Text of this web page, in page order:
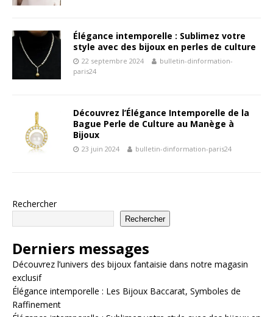
Élégance intemporelle : Sublimez votre
style avec des bijoux en perles de culture
22 septembre 2024
bulletin-dinformation-
paris24
Découvrez l’Élégance Intemporelle de la
Bague Perle de Culture au Manège à
Bijoux
23 juin 2024 bulletin-dinformation-paris24
Rechercher
Rechercher
Derniers messages
Découvrez l’univers des bijoux fantaisie dans notre magasin
exclusif
Élégance intemporelle : Les Bijoux Baccarat, Symboles de
Raffinement